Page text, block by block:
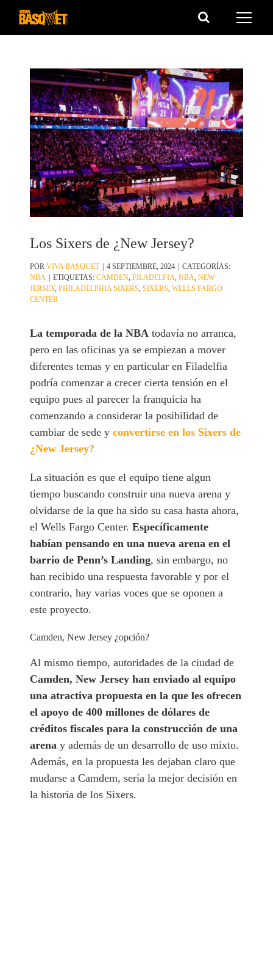
Saltar
Los Sixers de ¿New Jersey?
PORVIVA BASQUET | 4 SEPTIEMBRE, 2024 | CATEGORÍAS:
NBA | ETIQUETAS:CAMDEN ,FILADELFIA ,NBA ,NEW
JERSEY,PHILADELPHIA SIXERS ,SIXERS ,WELLS FARGO
CENTER
La temporada de la NBA todavía no arranca,
pero en las oficinas ya se empiezan a mover
diferentes temas y en particular en Filadelfia
podría comenzar a crecer cierta tensión en el
equipo pues al parecer la franquicia ha
comenzando a considerar la posibilidad de
cambiar de sede yconvertirse en los Sixers de
¿New Jersey?
La situación es que el equipo tiene algun
tiempo buscando construir una nueva arena y
olvidarse de la que ha sido su casa hasta ahora,
el Wells Fargo Center.Específicamente
habían pensando en una nueva arena en el
barrio de Penn’s Landing, sin embargo, no
han recibido una respuesta favorable y por el
contrario, hay varias voces que se oponen a
este proyecto.
Camden, New Jersey ¿opción?
Al mismo tiempo, autoridades de la ciudad de
Camden, New Jersey han enviado al equipo
una atractiva propuesta en la que les ofrecen
el apoyo de 400 millones de dólares de
créditos fiscales para la construcción de una
arena y además de un desarrollo de uso mixto.
Además, en la propuesta les dejaban claro que
mudarse a Camdem, sería la mejor decisión en
la historia de los Sixers.